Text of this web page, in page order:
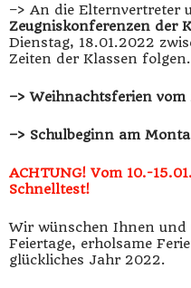
–> An die Elternvertreter
Zeugniskonferenzen der
Dienstag, 18.01.2022
Zeiten der Klassen folgen.
–> Weihnachtsferien vom
–> Schulbeginn am
ACHTUNG! Vom 10.-
Schnelltest!
Wir wünschen Ihnen
Feiertage, erholsame
glückliches Jahr 2022.